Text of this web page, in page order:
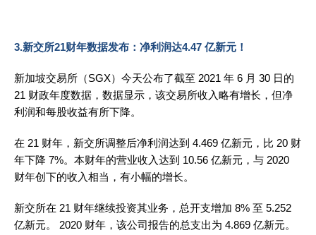
3.新交所21财年数据发布：净利润达4.47 亿新元！
新加坡交易所（SGX）今天公布了截至 2021 年 6 月 30 日的
21 财政年度数据，数据显示，该交易所收入略有增长，但净
利润和每股收益有所下降。
在 21 财年，新交所调整后净利润达到 4.469 亿新元，比 20 财
年下降 7%。本财年的营业收入达到 10.56 亿新元，与 2020
财年创下的收入相当，有小幅的增长。
新交所在 21 财年继续投资其业务，总开支增加 8% 至 5.252
亿新元。 2020 财年，该公司报告的总支出为 4.869 亿新元。